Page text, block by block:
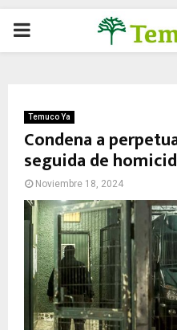
P
M
A
Temuco Ya
Condena a
seguida de
Noviembre 18, 2024